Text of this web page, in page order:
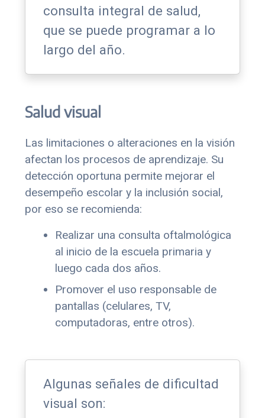
consulta integral de salud,
que se puede programar a lo
largo del año.
Salud visual
Las limitaciones o alteraciones en la visión
afectan los procesos de aprendizaje. Su
detección oportuna permite mejorar el
desempeño escolar y la inclusión social,
por eso se recomienda:
Realizar una consulta oftalmológica
al inicio de la escuela primaria y
luego cada dos años.
Promover el uso responsable de
pantallas (celulares, TV,
computadoras, entre otros).
Algunas señales de dificultad
visual son: